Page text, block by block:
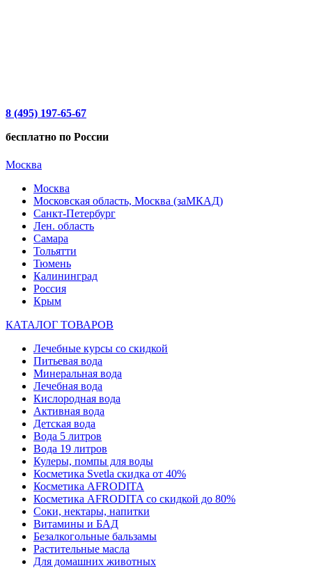
8 (495) 197-65-67
бесплатно по России
Москва
Москва
Московская область, Москва (заМКАД)
Санкт-Петербург
Лен. область
Самара
Тольятти
Тюмень
Калининград
Россия
Крым
КАТАЛОГ ТОВАРОВ
Лечебные курсы со скидкой
Питьевая вода
Минеральная вода
Лечебная вода
Кислородная вода
Активная вода
Детская вода
Вода 5 литров
Вода 19 литров
Кулеры, помпы для воды
Косметика Svetla скидка от 40%
Косметика AFRODITA
Косметика AFRODITA со скидкой до 80%
Соки, нектары, напитки
Витамины и БАД
Безалкогольные бальзамы
Растительные масла
Для домашних животных